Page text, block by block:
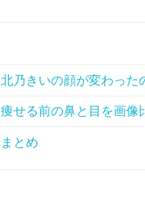
北乃きいの顔が変わった
痩せる前の鼻と目を画像
まとめ